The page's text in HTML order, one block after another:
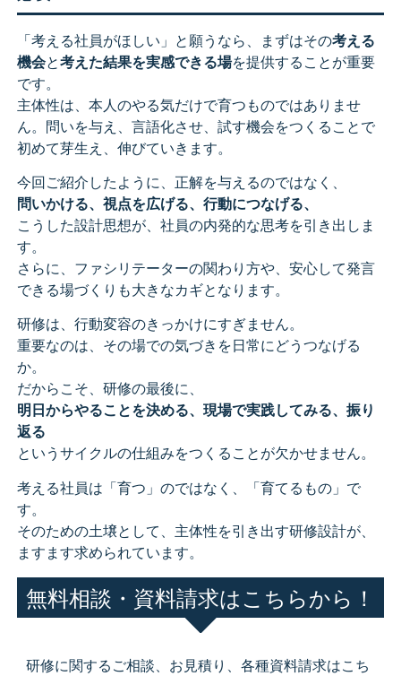
「考える社員がほしい」と願うなら、まずはその考える
機会と考えた結果を実感できる場を提供することが重要
です。
主体性は、本人のやる気だけで育つものではありませ
ん。問いを与え、言語化させ、試す機会をつくることで
初めて芽生え、伸びていきます。
今回ご紹介したように、正解を与えるのではなく、
問いかける、視点を広げる、行動につなげる、
こうした設計思想が、社員の内発的な思考を引き出しま
す。
さらに、ファシリテーターの関わり方や、安心して発言
できる場づくりも大きなカギとなります。
研修は、行動変容のきっかけにすぎません。
重要なのは、その場での気づきを日常にどうつなげる
か。
だからこそ、研修の最後に、
明日からやることを決める、現場で実践してみる、振り
返る
というサイクルの仕組みをつくることが欠かせません。
考える社員は「育つ」のではなく、「育てるもの」で
す。
そのための土壌として、主体性を引き出す研修設計が、
ますます求められています。
無料相談・資料請求はこちらから！
研修に関するご相談、お見積り、各種資料請求はこち